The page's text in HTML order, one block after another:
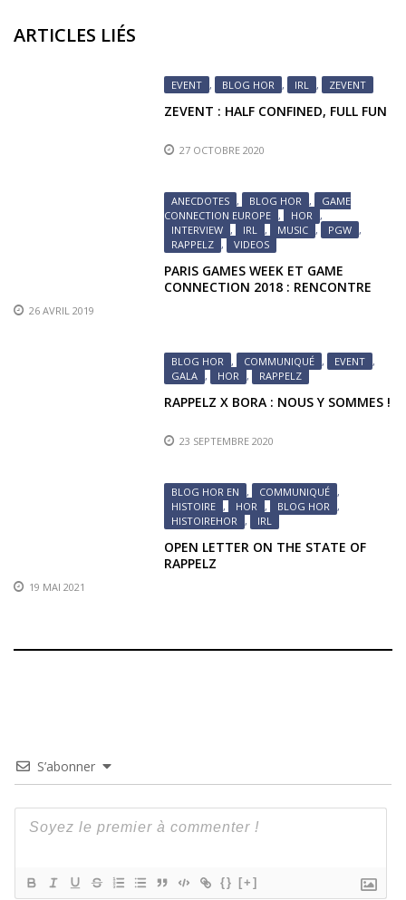
ARTICLES LIÉS
EVENT , BLOG HOR , IRL , ZEVENT
ZEVENT : HALF CONFINED, FULL FUN
27 OCTOBRE 2020
ANECDOTES , BLOG HOR ,
GAME
CONNECTION EUROPE , HOR ,
INTERVIEW , IRL , MUSIC , PGW ,
RAPPELZ , VIDEOS
PARIS GAMES WEEK ET GAME
CONNECTION 2018 : RENCONTRE
26 AVRIL 2019
BLOG HOR , COMMUNIQUÉ , EVENT ,
GALA , HOR , RAPPELZ
RAPPELZ X BORA : NOUS Y SOMMES !
23 SEPTEMBRE 2020
BLOG HOR EN , COMMUNIQUÉ ,
HISTOIRE , HOR , BLOG HOR ,
HISTOIREHOR , IRL
OPEN LETTER ON THE STATE OF
RAPPELZ
19 MAI 2021
S’abonner
{} [+]